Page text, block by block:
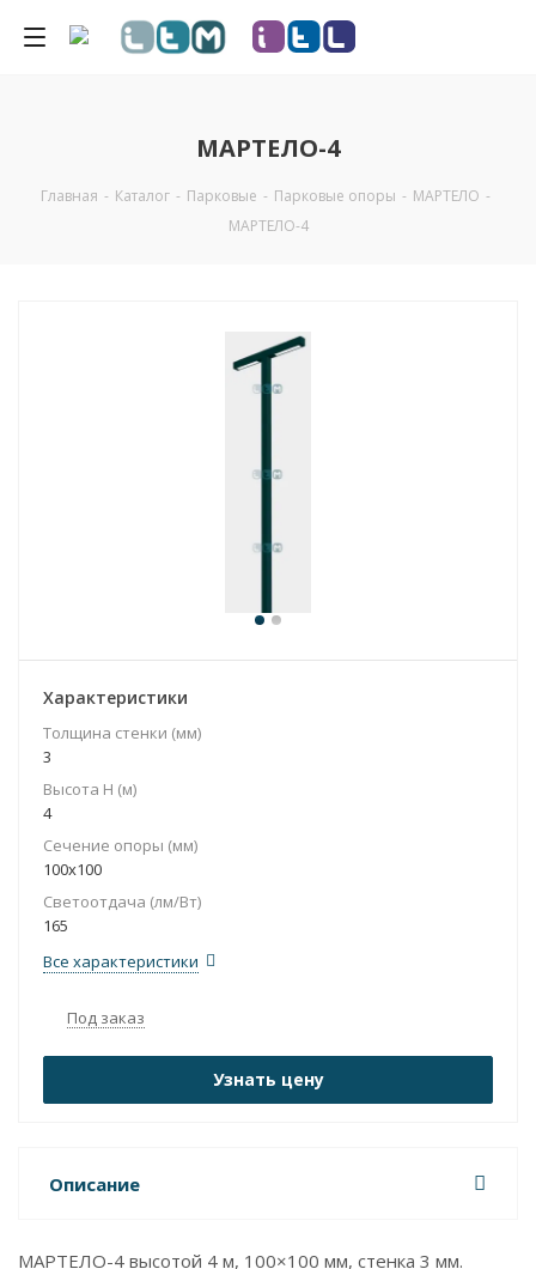
МАРТЕЛО-4
Главная - Каталог - Парковые - Парковые опоры - МАРТЕЛО -
МАРТЕЛО-4
Характеристики
Толщина стенки (мм)
3
Высота H (м)
4
Сечение опоры (мм)
100x100
Светоотдача (лм/Вт)
165
Все характеристики
Под заказ
Узнать цену
Описание
МАРТЕЛО-4 высотой 4 м, 100×100 мм, стенка 3 мм.